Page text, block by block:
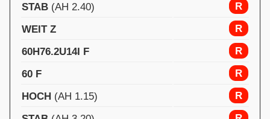
STAB (AH 2.40)
R
WEIT Z
R
60H76.2U14I F
R
60 F
R
HOCH (AH 1.15)
R